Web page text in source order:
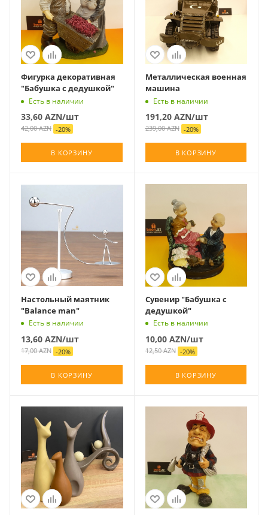
Фигурка декоративная
"Бабушка с дедушкой"
Есть в наличии
33,60 AZN/шт
42,00AZN -20%
В КОРЗИНУ
Металлическая военная
машина
Есть в наличии
191,20AZN/шт
239,00AZN -20%
В КОРЗИНУ
Настольный маятник
"Balance man"
Есть в наличии
13,60 AZN/шт
17,00AZN -20%
В КОРЗИНУ
Сувенир "Бабушка с
дедушкой"
Есть в наличии
10,00AZN/шт
12,50AZN -20%
В КОРЗИНУ